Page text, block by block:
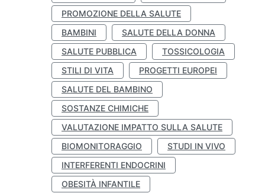
PROMOZIONE DELLA SALUTE
BAMBINI
SALUTE DELLA DONNA
SALUTE PUBBLICA
TOSSICOLOGIA
STILI DI VITA
PROGETTI EUROPEI
SALUTE DEL BAMBINO
SOSTANZE CHIMICHE
VALUTAZIONE IMPATTO SULLA SALUTE
BIOMONITORAGGIO
STUDI IN VIVO
INTERFERENTI ENDOCRINI
OBESITÀ INFANTILE